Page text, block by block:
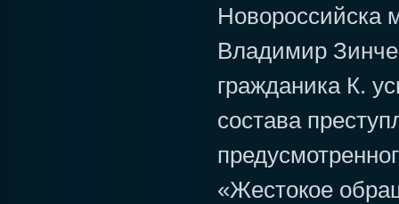
Новороссийска
Владимир
гражданика К.
состава
«Жестокое